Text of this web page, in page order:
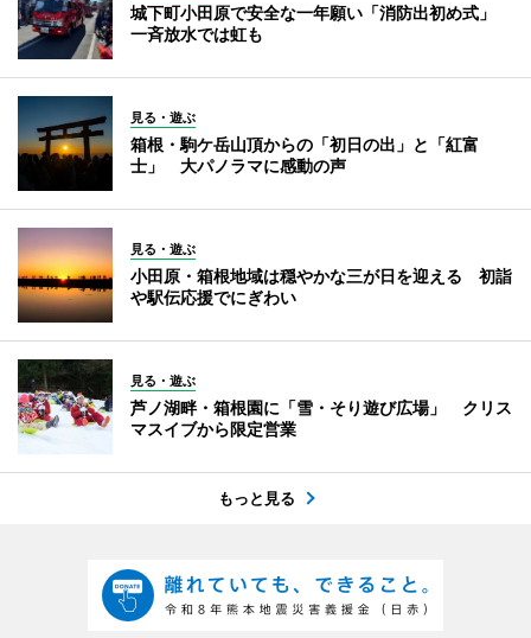
城下町小田原で安全な一年願い「消防出初め式」
一斉放水では虹も
見る・遊ぶ
箱根・駒ケ岳山頂からの「初日の出」と「紅富
士」 大パノラマに感動の声
見る・遊ぶ
小田原・箱根地域は穏やかな三が日を迎える 初詣
や駅伝応援でにぎわい
見る・遊ぶ
芦ノ湖畔・箱根園に「雪・そり遊び広場」 クリス
マスイブから限定営業
もっと見る